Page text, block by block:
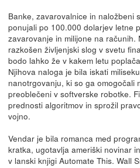
Banke, zavarovalnice in naložbeni
ponujali po 100.000 dolarjev letne
zavarovanje in milijone na
razkošen življenjski slog v svetu
bodo lahko že v kakem letu
Njihova naloga je bila iskati
nanotrgovanju, ki so ga omogočali
preoblečeni v softverske robotke.
prednosti algoritmov in sprožil
vojno.
Vendar je bila romanca med
kratka, ugotavlja ameriški novinar
v lanski knjigi Automate This. Wall